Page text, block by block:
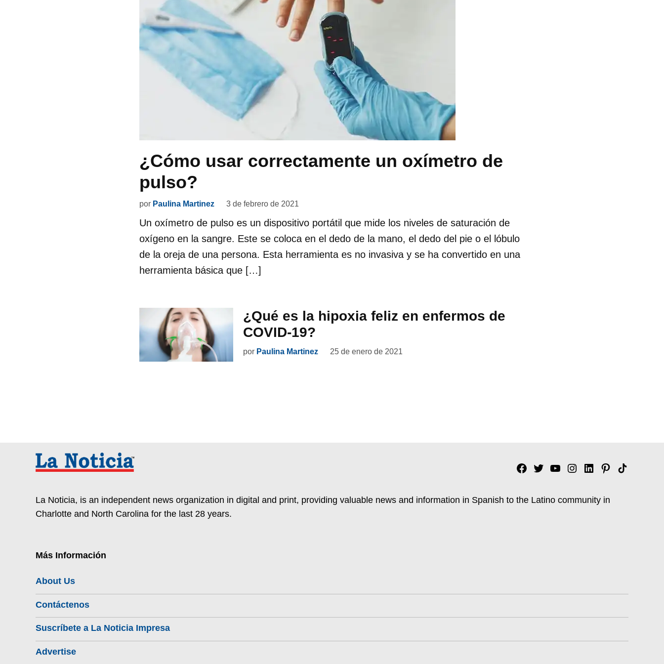
¿Cómo usar correctamente un oxímetro de
pulso?
por Paulina Martinez 3 de febrero de 2021
Un oxímetro de pulso es un dispositivo portátil que mide los niveles de saturación de
oxígeno en la sangre. Este se coloca en el dedo de la mano, el dedo del pie o el lóbulo
de la oreja de una persona. Esta herramienta es no invasiva y se ha convertido en una
herramienta básica que […]
¿Qué es la hipoxia feliz en enfermos de
COVID-19?
por Paulina Martinez 25 de enero de 2021
Facebook
TwitterYouTubeInstagram
Linkedin
Pinterest
Tik
La Noticia, is an independent news organization in digital and print, providing valuable news and information in Spanish to the Latino community in
Charlotte and North Carolina for the last 28 years.
Más Información
About Us
Contáctenos
Suscríbete a La Noticia Impresa
Advertise